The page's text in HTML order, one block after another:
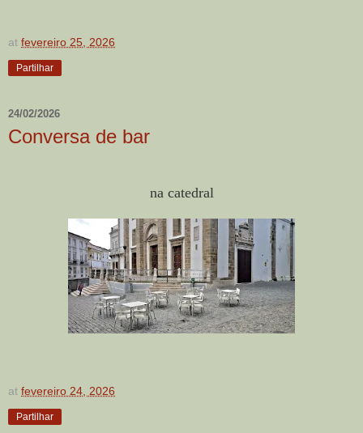
at fevereiro 25, 2026
Partilhar
24/02/2026
Conversa de bar
na catedral
at fevereiro 24, 2026
Partilhar